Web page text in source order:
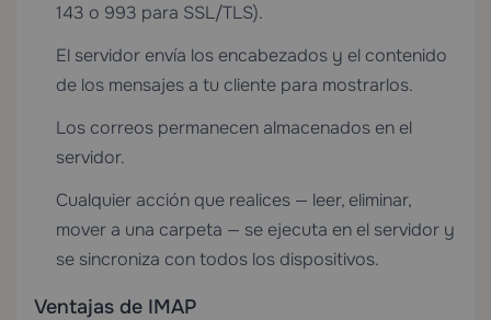
143 o 993 para SSL/TLS).
El servidor envía los encabezados y el contenido
de los mensajes a tu cliente para mostrarlos.
Los correos permanecen almacenados en el
servidor.
Cualquier acción que realices — leer, eliminar,
mover a una carpeta — se ejecuta en el servidor y
se sincroniza con todos los dispositivos.
Ventajas de IMAP